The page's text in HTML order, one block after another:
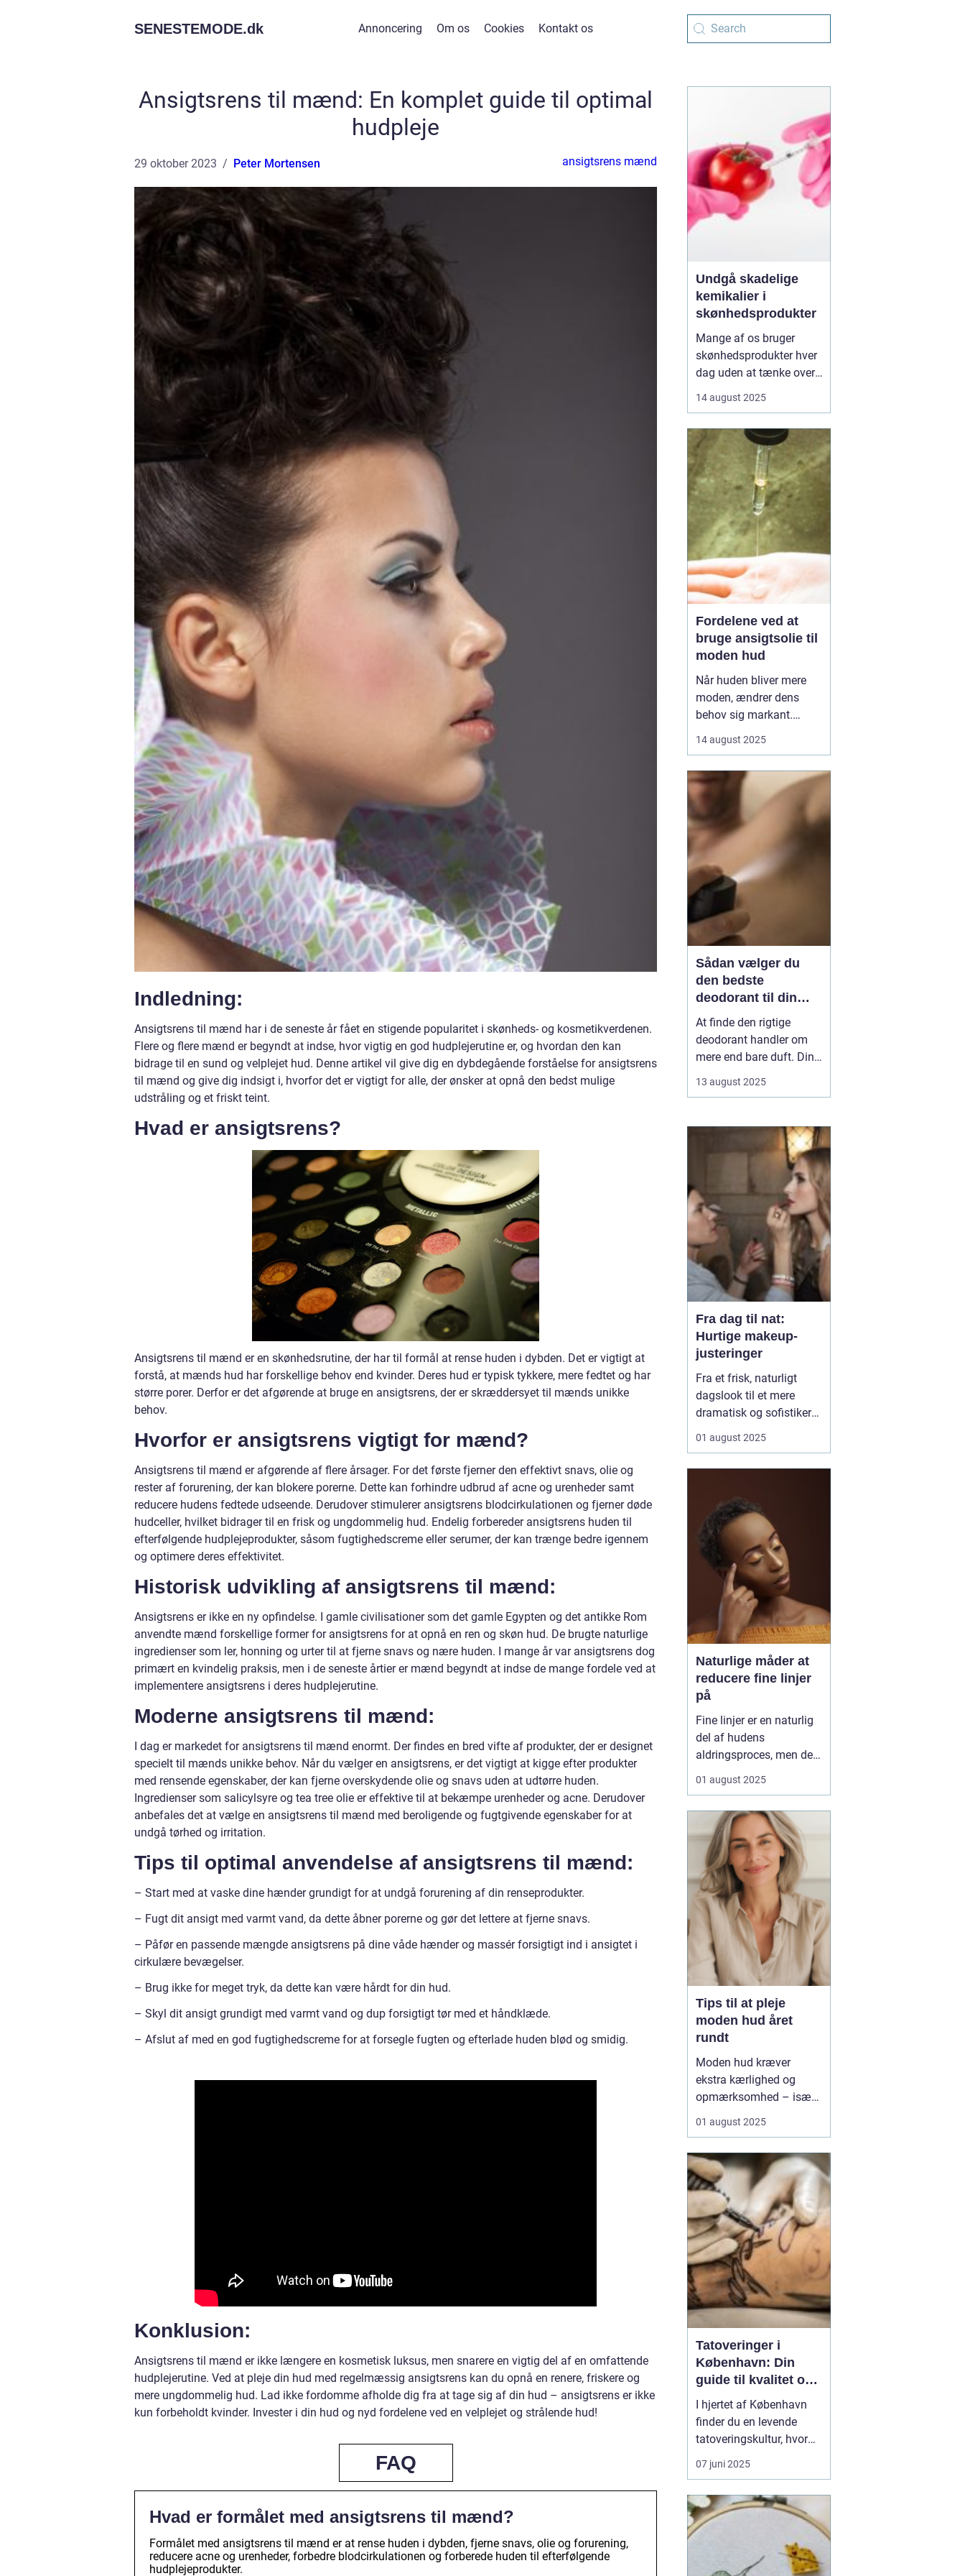
SENESTEMODE.dk Annoncering Om os Cookies Kontakt os
Ansigtsrens til mænd: En komplet guide til optimal
hudpleje
29 oktober 2023 Peter Mortensen ansigtsrens mænd
Indledning:
Ansigtsrens til mænd har i de seneste år fået en stigende popularitet i skønheds- og kosmetikverdenen.
Flere og flere mænd er begyndt at indse, hvor vigtig en god hudplejerutine er, og hvordan den kan
bidrage til en sund og velplejet hud. Denne artikel vil give dig en dybdegående forståelse for ansigtsrens
til mænd og give dig indsigt i, hvorfor det er vigtigt for alle, der ønsker at opnå den bedst mulige
udstråling og et friskt teint.
Hvad er ansigtsrens?
Ansigtsrens til mænd er en skønhedsrutine, der har til formål at rense huden i dybden. Det er vigtigt at
forstå, at mænds hud har forskellige behov end kvinder. Deres hud er typisk tykkere, mere fedtet og har
større porer. Derfor er det afgørende at bruge en ansigtsrens, der er skræddersyet til mænds unikke
behov.
Hvorfor er ansigtsrens vigtigt for mænd?
Ansigtsrens til mænd er afgørende af flere årsager. For det første fjerner den effektivt snavs, olie og
rester af forurening, der kan blokere porerne. Dette kan forhindre udbrud af acne og urenheder samt
reducere hudens fedtede udseende. Derudover stimulerer ansigtsrens blodcirkulationen og fjerner døde
hudceller, hvilket bidrager til en frisk og ungdommelig hud. Endelig forbereder ansigtsrens huden til
efterfølgende hudplejeprodukter, såsom fugtighedscreme eller serumer, der kan trænge bedre igennem
og optimere deres effektivitet.
Historisk udvikling af ansigtsrens til mænd:
Ansigtsrens er ikke en ny opfindelse. I gamle civilisationer som det gamle Egypten og det antikke Rom
anvendte mænd forskellige former for ansigtsrens for at opnå en ren og skøn hud. De brugte naturlige
ingredienser som ler, honning og urter til at fjerne snavs og nære huden. I mange år var ansigtsrens dog
primært en kvindelig praksis, men i de seneste årtier er mænd begyndt at indse de mange fordele ved at
implementere ansigtsrens i deres hudplejerutine.
Moderne ansigtsrens til mænd:
I dag er markedet for ansigtsrens til mænd enormt. Der findes en bred vifte af produkter, der er designet
specielt til mænds unikke behov. Når du vælger en ansigtsrens, er det vigtigt at kigge efter produkter
med rensende egenskaber, der kan fjerne overskydende olie og snavs uden at udtørre huden.
Ingredienser som salicylsyre og tea tree olie er effektive til at bekæmpe urenheder og acne. Derudover
anbefales det at vælge en ansigtsrens til mænd med beroligende og fugtgivende egenskaber for at
undgå tørhed og irritation.
Tips til optimal anvendelse af ansigtsrens til mænd:
– Start med at vaske dine hænder grundigt for at undgå forurening af din renseprodukter.
– Fugt dit ansigt med varmt vand, da dette åbner porerne og gør det lettere at fjerne snavs.
– Påfør en passende mængde ansigtsrens på dine våde hænder og massér forsigtigt ind i ansigtet i
cirkulære bevægelser.
– Brug ikke for meget tryk, da dette kan være hårdt for din hud.
– Skyl dit ansigt grundigt med varmt vand og dup forsigtigt tør med et håndklæde.
– Afslut af med en god fugtighedscreme for at forsegle fugten og efterlade huden blød og smidig.
Konklusion:
Ansigtsrens til mænd er ikke længere en kosmetisk luksus, men snarere en vigtig del af en omfattende
hudplejerutine. Ved at pleje din hud med regelmæssig ansigtsrens kan du opnå en renere, friskere og
mere ungdommelig hud. Lad ikke fordomme afholde dig fra at tage sig af din hud – ansigtsrens er ikke
kun forbeholdt kvinder. Invester i din hud og nyd fordelene ved en velplejet og strålende hud!
FAQ
Hvad er formålet med ansigtsrens til mænd?
Formålet med ansigtsrens til mænd er at rense huden i dybden, fjerne snavs, olie og forurening,
reducere acne og urenheder, forbedre blodcirkulationen og forberede huden til efterfølgende
hudplejeprodukter.
Undgå skadelige
kemikalier i
skønhedsprodukter
Mange af os bruger
skønhedsprodukter hver
dag uden at tænke over,
Kemikalier i cremer,
kan påvirke både hud og
helbred, og nogle stoffer
er forbundet med
allergier,
hormonforstyrrelser og...
14 august 2025
Fordelene ved at
bruge ansigtsolie til
moden hud
Når huden bliver mere
moden, ændrer dens
behov sig markant.
mindre elasticitet og
mere sårbar over for fine
linjer og rynker. Her
kommer ansigtsolie ind
som en enkel, men...
14 august 2025
Sådan vælger du
den bedste
deodorant til din
hud
At finde den rigtige
deodorant handler om
mere end bare duft. Din
personlige præferencer
hvad der fungerer bedst
deodoranter beskytter
mod lugt, andre mod
sved, og enkelte gør ...
13 august 2025
Fra dag til nat:
Hurtige makeup-
justeringer
Fra et frisk, naturligt
dagslook til et mere
dramatisk og sofistikeret
ikke tage timer foran
justeringer kan du nemt
transformere din
makeup, så den passer
perfekt t...
01 august 2025
Naturlige måder at
reducere fine linjer
på
Fine linjer er en naturlig
del af hudens
aldringsproces, men der
at reducere deres
dyre behandlinger eller
invasive indgreb. Med
små ændringer i din
daglige rutine, de rett...
01 august 2025
Tips til at pleje
moden hud året
rundt
Moden hud kræver
ekstra kærlighed og
opmærksomhed – især
Med alderen bliver
og mister sin naturlige
elasticitet, hvilket gør
den mere modtagelig o...
01 august 2025
Tatoveringer i
København: Din
guide til kvalitet og
kreativitet
I hjertet af København
finder du en levende
tatoveringskultur, hvor
kunst og personlig
udtryk står i centrum.
tatovørstudier tilbyder en
bred vifte af stilarter, der
passer til enhver smag
og personlighed. Fra
07 juni 2025